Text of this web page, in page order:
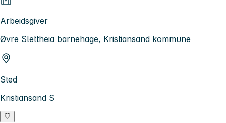
Arbeidsgiver
Øvre Slettheia barnehage, Kristiansand kommune
Sted
Kristiansand S